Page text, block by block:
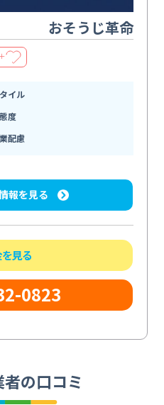
おそうじ革命
＋
イル
度
配慮
報を見る
見る
0823
の口コミ